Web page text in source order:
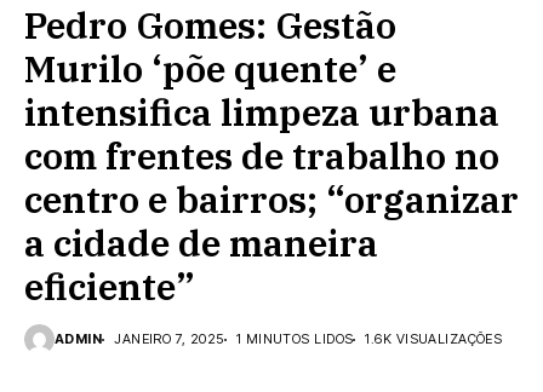
Pedro Gomes: Gestão
Murilo ‘põe quente’ e
intensifica limpeza urbana
com frentes de trabalho no
centro e bairros; “organizar
a cidade de maneira
eficiente”
ADMIN JANEIRO 7, 2025 1 MINUTOS LIDOS 1.6K VISUALIZAÇÕES